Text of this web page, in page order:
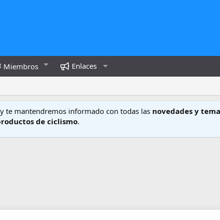
Miembros Enlaces
y te mantendremos informado con todas las novedades y
de ciclismo.